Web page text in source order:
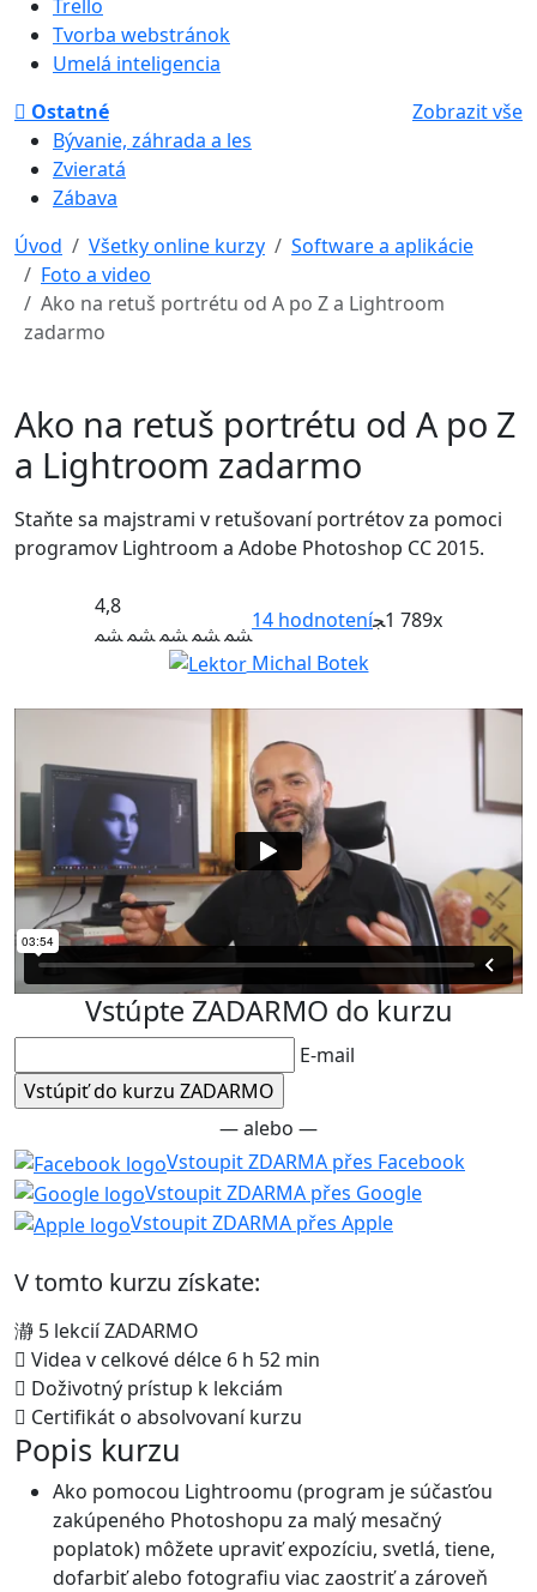
Trello
Tvorba webstránok
Umelá inteligencia
Ostatné
Zobrazit vše
Bývanie, záhrada a les
Zvieratá
Zábava
Úvod
Všetky online kurzy
Software a aplikácie
Foto a video
Ako na retuš portrétu od A po Z a Lightroom
zadarmo
Ako na retuš portrétu od A po Z
a Lightroom zadarmo
Staňte sa majstrami v retušovaní portrétov za pomoci
programov Lightroom a Adobe Photoshop CC 2015.
4,8
14 hodnotení 1 789x
Michal Botek
Vstúpte ZADARMO do kurzu
E-mail
— alebo —
Vstoupit ZDARMA přes Facebook
Vstoupit ZDARMA přes Google
Vstoupit ZDARMA přes Apple
V tomto kurzu získate:
5 lekcií ZADARMO
Videa v celkové délce 6 h 52 min
Doživotný prístup k lekciám
Certifikát o absolvovaní kurzu
Popis kurzu
Ako pomocou Lightroomu (program je súčasťou
zakúpeného Photoshopu za malý mesačný
poplatok) môžete upraviť expozíciu, svetlá, tiene,
dofarbiť alebo fotografiu viac zaostriť a zároveň